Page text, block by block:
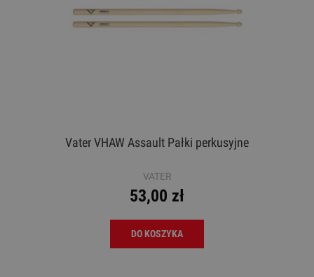
Vater VHAW Assault Pałki perkusyjne
VATER
53,00 zł
DO KOSZYKA